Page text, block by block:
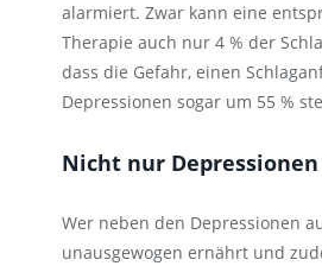
alarmiert. Zwar kann eine
Therapie auch nur 4 % der
dass die Gefahr, einen
Depressionen sogar um 55 %
Nicht nur
Wer neben den Depressionen
unausgewogen ernährt und